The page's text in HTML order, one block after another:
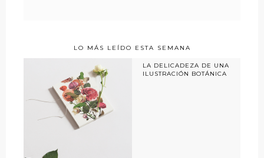
LO MÁS LEÍDO ESTA SEMANA
LA DELICADEZA DE UNA
ILUSTRACIÓN BOTÁNICA